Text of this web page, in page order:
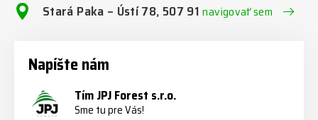
Stará Paka – Ústí 78, 507 91navigovať sem
Napíšte nám
Tím JPJ Forest s.r.o.
Sme tu pre Vás!